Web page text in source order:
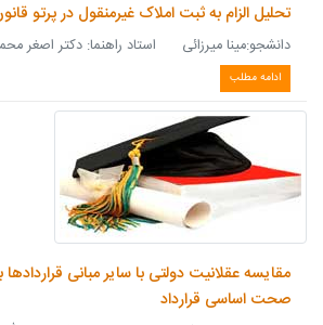
تحلیل الزام به ثبت املاک غیرمنقول در پرتو
دانشجو:مینا میرزائی استاد راهنما: دکتر اصغر
ادامه مطلب
مقایسه عقلانیت دولتی با سایر مبانی قراردادها
صحت اساسی قرارداد